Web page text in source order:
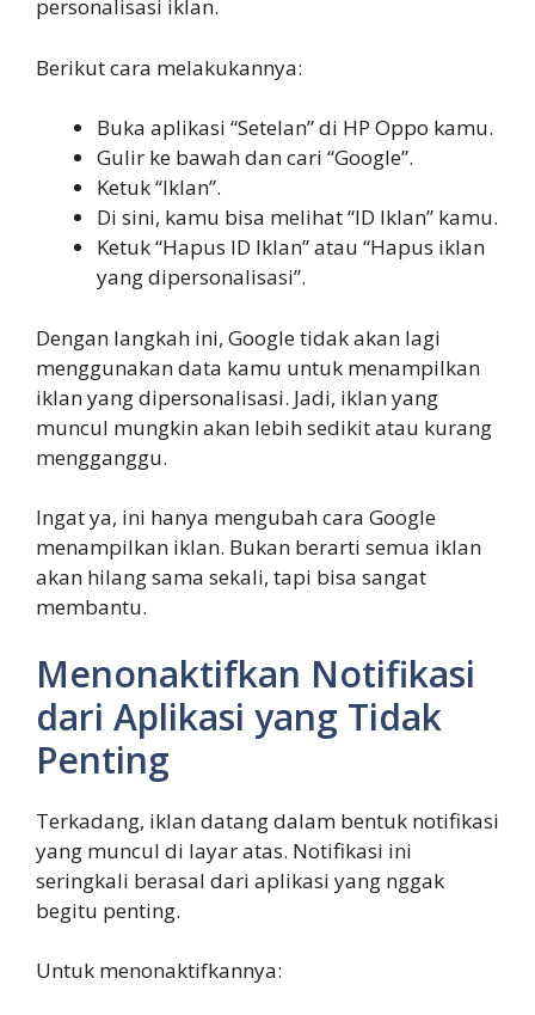
personalisasi iklan.
Berikut cara melakukannya:
Buka aplikasi “Setelan” di HP Oppo kamu.
Gulir ke bawah dan cari “Google”.
Ketuk “Iklan”.
Di sini, kamu bisa melihat “ID Iklan” kamu.
Ketuk “Hapus ID Iklan” atau “Hapus iklan
yang dipersonalisasi”.
Dengan langkah ini, Google tidak akan lagi
menggunakan data kamu untuk menampilkan
iklan yang dipersonalisasi. Jadi, iklan yang
muncul mungkin akan lebih sedikit atau kurang
mengganggu.
Ingat ya, ini hanya mengubah cara Google
menampilkan iklan. Bukan berarti semua iklan
akan hilang sama sekali, tapi bisa sangat
membantu.
Menonaktifkan Notifikasi
dari Aplikasi yang Tidak
Penting
Terkadang, iklan datang dalam bentuk notifikasi
yang muncul di layar atas. Notifikasi ini
seringkali berasal dari aplikasi yang nggak
begitu penting.
Untuk menonaktifkannya: